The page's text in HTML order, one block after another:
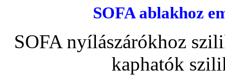
SOFA ablakhoz
SOFA nyílászárókhoz
kaphatók